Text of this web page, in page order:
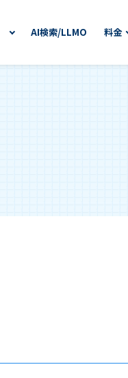
AI検索/LLMO 料金